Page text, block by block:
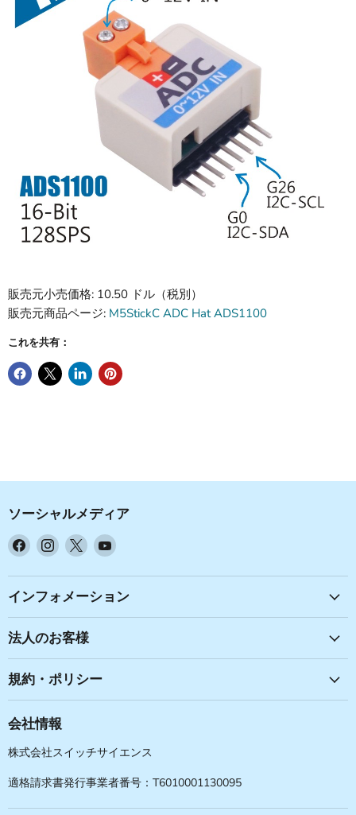
販売元小売価格: 10.50 ドル（税別）
販売元商品ページ: M5StickC ADC Hat ADS1100
これを共有：
ソーシャルメディア
Facebook
見
つ
て
く
さ
い
Instagram
見
つ
て
く
さ
い
X
見
つ
て
く
さ
い
YouTube
見
つ
い
インフォメーション
法人のお客様
規約・ポリシー
会社情報
株式会社スイッチサイエンス
適格請求書発行事業者番号：T6010001130095